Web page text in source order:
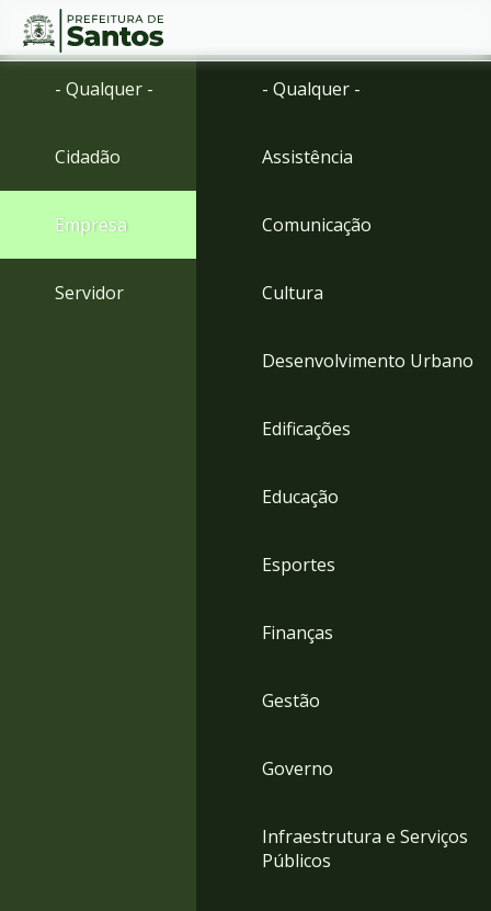
Ir
Ir
menu
Conteúdo
- Qualquer -
Cidadão
Empresa
Servidor
- Qualquer -
Assistência
Comunicação
Cultura
Desenvolvimento Urbano
Edificações
Educação
Esportes
Finanças
Gestão
Governo
Infraestrutura e Serviços
Públicos